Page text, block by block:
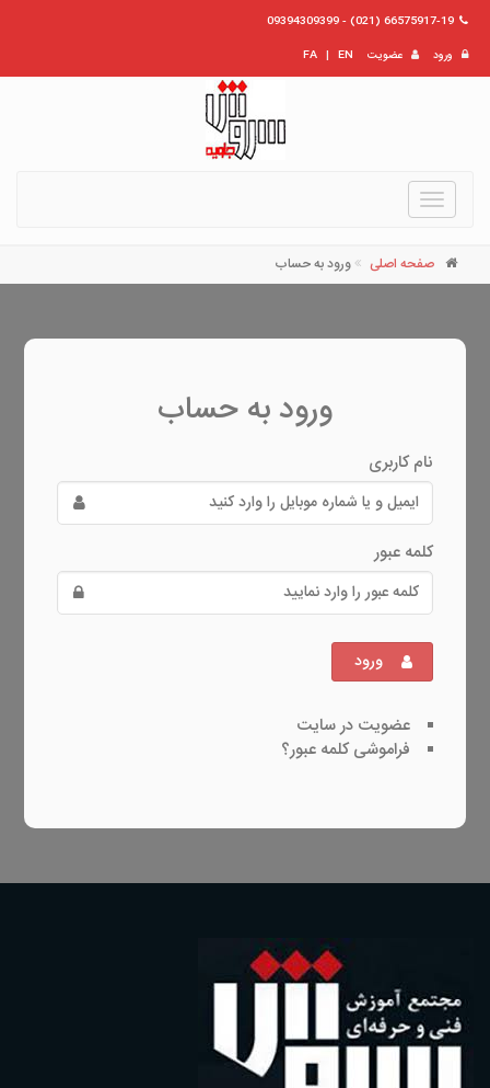
66575917-19 (021) - 09394309399
ورود
عضویت EN
|
FA
Toggle
navigation
صفحه اصلی ورود به حساب
ورود به حساب
نام کاربری
کلمه عبور
ورود
عضویت در سایت
فراموشی کلمه عبور؟